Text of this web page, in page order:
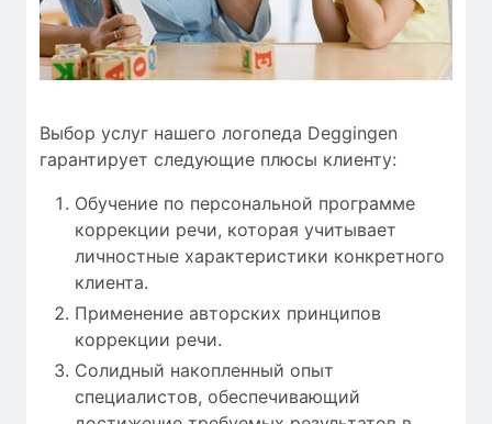
Выбор услуг нашего логопеда Deggingen
гарантирует следующие плюсы клиенту:
Обучение по персональной программе
коррекции речи, которая учитывает
личностные характеристики конкретного
клиента.
Применение авторских принципов
коррекции речи.
Солидный накопленный опыт
специалистов, обеспечивающий